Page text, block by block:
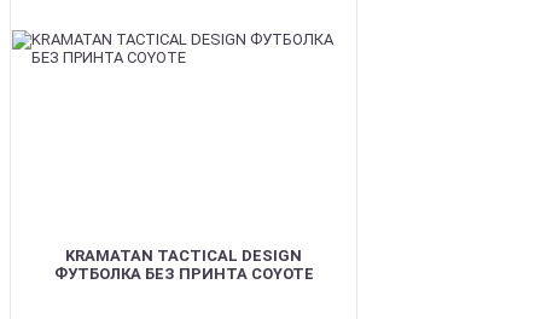
KRAMATAN TACTICAL DESIGN
ФУТБОЛКА БЕЗ ПРИНТА COYOTE